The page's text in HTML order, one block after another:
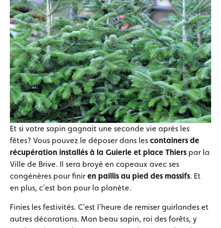
Et si votre sapin gagnait une seconde vie après les
fêtes? Vous pouvez le déposer dans les containers de
récupération installés à la Guierle et place Thiers par la
Ville de Brive. Il sera broyé en copeaux avec ses
congénères pour finiren paillis au pied des massifs. Et
en plus, c’est bon pour la planète.
Finies les festivités. C’est l’heure de remiser guirlandes et
autres décorations. Mon beau sapin, roi des forêts, y